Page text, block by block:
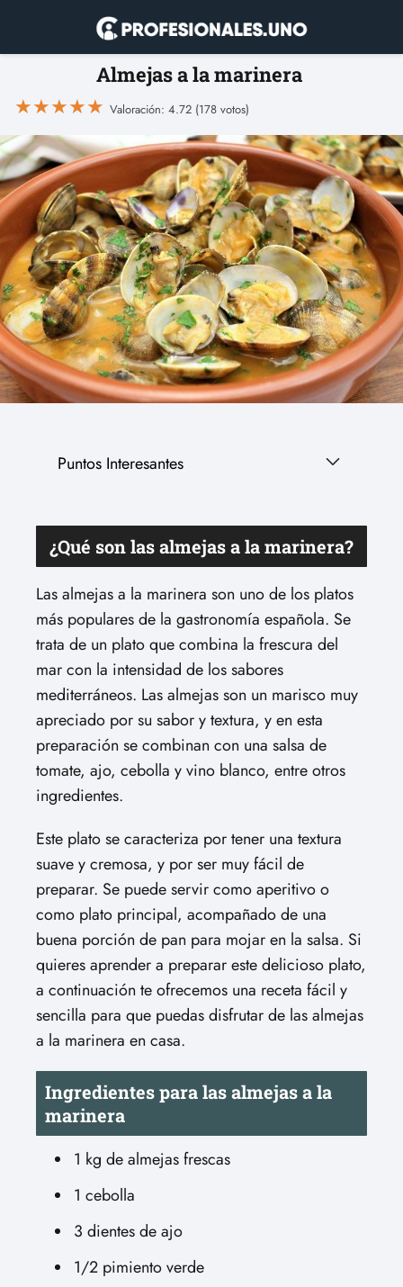
Almejas a la marinera
★★★★★ Valoración: 4.72 (178 votos)
Puntos Interesantes
¿Qué son las almejas a la marinera?
Las almejas a la marinera son uno de los platos
más populares de la gastronomía española. Se
trata de un plato que combina la frescura del
mar con la intensidad de los sabores
mediterráneos. Las almejas son un marisco muy
apreciado por su sabor y textura, y en esta
preparación se combinan con una salsa de
tomate, ajo, cebolla y vino blanco, entre otros
ingredientes.
Este plato se caracteriza por tener una textura
suave y cremosa, y por ser muy fácil de
preparar. Se puede servir como aperitivo o
como plato principal, acompañado de una
buena porción de pan para mojar en la salsa. Si
quieres aprender a preparar este delicioso plato,
a continuación te ofrecemos una receta fácil y
sencilla para que puedas disfrutar de las almejas
a la marinera en casa.
Ingredientes para las almejas a la
marinera
1 kg de almejas frescas
1 cebolla
3 dientes de ajo
1/2 pimiento verde